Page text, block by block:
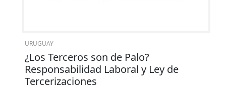
URUGUAY
¿Los Terceros son de Palo?
Responsabilidad Laboral y Ley de
Tercerizaciones